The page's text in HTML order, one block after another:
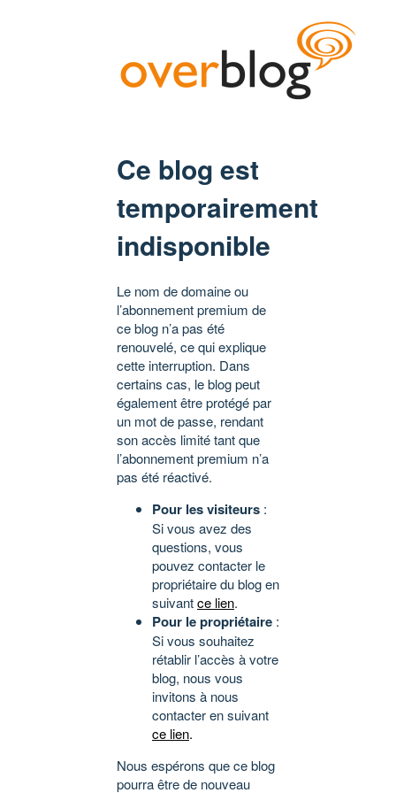
Ce blog est
temporairement
indisponible
Le nom de domaine ou
l’abonnement premium de
ce blog n’a pas été
renouvelé, ce qui explique
cette interruption. Dans
certains cas, le blog peut
également être protégé par
un mot de passe, rendant
son accès limité tant que
l’abonnement premium n’a
pas été réactivé.
Pour les visiteurs :
Si vous avez des
questions, vous
pouvez contacter le
propriétaire du blog en
suivantce lien.
Pour le propriétaire :
Si vous souhaitez
rétablir l’accès à votre
blog, nous vous
invitons à nous
contacter en suivant
ce lien.
Nous espérons que ce blog
pourra être de nouveau